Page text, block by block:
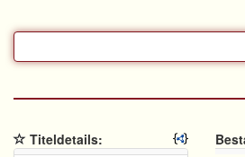
Titeldetails: